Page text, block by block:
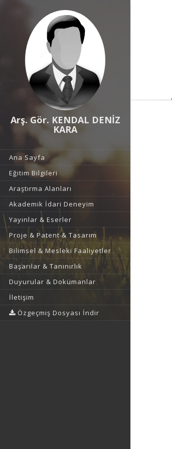
Arş. Gör. KENDAL DENİZ
KARA
Ana Sayfa
Eğitim Bilgileri
Araştırma Alanları
Akademik İdari Deneyim
Yayınlar & Eserler
Proje & Patent & Tasarım
Bilimsel & Mesleki Faaliyetler
Başarılar & Tanınırlık
Duyurular & Dokümanlar
İletişim
Özgeçmiş Dosyası İndir